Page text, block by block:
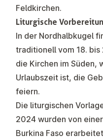
Feldkirchen.
Liturgische
In der Nordhalbkugel
traditionell vom 18. bis
die Kirchen im Süden,
Urlaubszeit ist, die
feiern.
Die liturgischen
2024 wurden von
Burkina Faso